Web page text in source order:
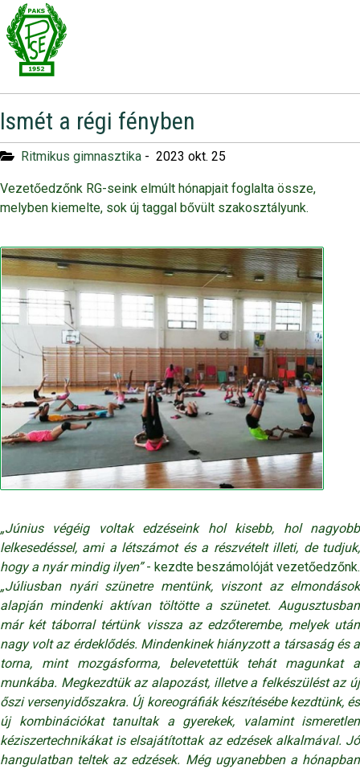
Ismét a régi fényben
Ritmikus gimnasztika - 2023 okt. 25
Vezetőedzőnk RG-seink elmúlt hónapjait foglalta össze,
melyben kiemelte, sok új taggal bővült szakosztályunk.
„Június végéig voltak edzéseink hol kisebb, hol nagyobb
lelkesedéssel, ami a létszámot és a részvételt illeti, de tudjuk,
hogy a nyár mindig ilyen”- kezdte beszámolóját vezetőedzőnk.
„Júliusban nyári szünetre mentünk, viszont az elmondások
alapján mindenki aktívan töltötte a szünetet. Augusztusban
már két táborral tértünk vissza az edzőterembe, melyek után
nagy volt az érdeklődés. Mindenkinek hiányzott a társaság és a
torna, mint mozgásforma, belevetettük tehát magunkat a
munkába. Megkezdtük az alapozást, illetve a felkészülést az új
őszi versenyidőszakra. Új koreográfiák készítésébe kezdtünk, és
új kombinációkat tanultak a gyerekek, valamint ismeretlen
kéziszertechnikákat is elsajátítottak az edzések alkalmával. Jó
hangulatban teltek az edzések. Még ugyanebben a hónapban